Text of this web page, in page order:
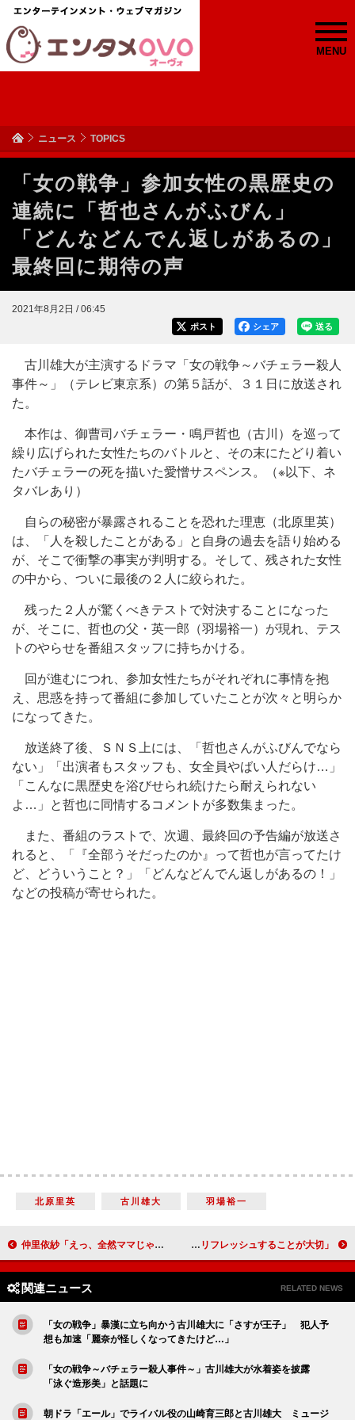
MENU
ニュース TOPICS
「女の戦争」参加女性の黒歴史の
連続に「哲也さんがふびん」
「どんなどんでん返しがあるの」
最終回に期待の声
2021年8月2日 / 06:45
送る
シェア
ポスト
古川雄大が主演するドラマ「女の戦争～バチェラー殺人
事件～」（テレビ東京系）の第５話が、３１日に放送され
た。
本作は、御曹司バチェラー・鳴戸哲也（古川）を巡って
繰り広げられた女性たちのバトルと、その末にたどり着い
たバチェラーの死を描いた愛憎サスペンス。（※以下、ネ
タバレあり）
自らの秘密が暴露されることを恐れた理恵（北原里英）
は、「人を殺したことがある」と自身の過去を語り始める
が、そこで衝撃の事実が判明する。そして、残された女性
の中から、ついに最後の２人に絞られた。
残った２人が驚くべきテストで対決することになった
が、そこに、哲也の父・英一郎（羽場裕一）が現れ、テス
トのやらせを番組スタッフに持ちかける。
回が進むにつれ、参加女性たちがそれぞれに事情を抱
え、思惑を持って番組に参加していたことが次々と明らか
になってきた。
放送終了後、ＳＮＳ上には、「哲也さんがふびんでなら
ない」「出演者もスタッフも、女全員やばい人だらけ…」
「こんなに黒歴史を浴びせられ続けたら耐えられない
よ…」と哲也に同情するコメントが多数集まった。
また、番組のラストで、次週、最終回の予告編が放送さ
れると、「『全部うそだったのか』って哲也が言ってたけ
ど、どういうこと？」「どんなどんでん返しがあるの！」
などの投稿が寄せられた。
北原里英 古川雄大 羽場裕一
仲里依紗「えっ、全然ママじゃないじゃん！」 高校時代の制服姿を見た息子の反応を明かす 山下智久、炭酸コスメブランドの新広告に登場 「自然体でいるには、リフレッシュすることが大切」
関連ニュース RELATED NEWS
「女の戦争」暴漢に立ち向かう古川雄大に「さすが王子」 犯人予
想も加速「麗奈が怪しくなってきたけど…」
「女の戦争～バチェラー殺人事件～」古川雄大が水着姿を披露
「泳ぐ造形美」と話題に
朝ドラ「エール」でライバル役の山崎育三郎と古川雄大 ミュージ